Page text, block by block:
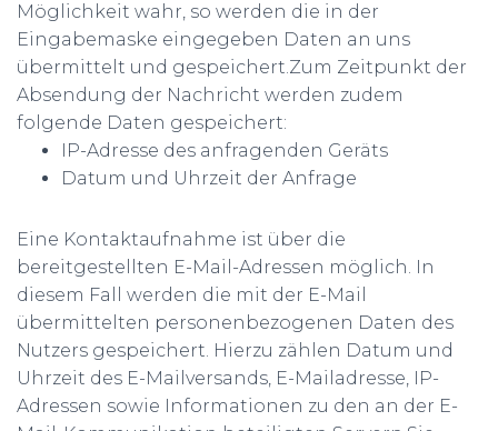
Möglichkeit wahr, so werden die in der
Eingabemaske eingegeben Daten an uns
übermittelt und gespeichert.Zum Zeitpunkt der
Absendung der Nachricht werden zudem
folgende Daten gespeichert:
IP-Adresse des anfragenden Geräts
Datum und Uhrzeit der Anfrage
Eine Kontaktaufnahme ist über die
bereitgestellten E-Mail-Adressen möglich. In
diesem Fall werden die mit der E-Mail
übermittelten personenbezogenen Daten des
Nutzers gespeichert. Hierzu zählen Datum und
Uhrzeit des E-Mailversands, E-Mailadresse, IP-
Adressen sowie Informationen zu den an der E-